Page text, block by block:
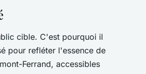
cible. C'est pourquoi il
pour refléter l'essence de
Ferrand, accessibles